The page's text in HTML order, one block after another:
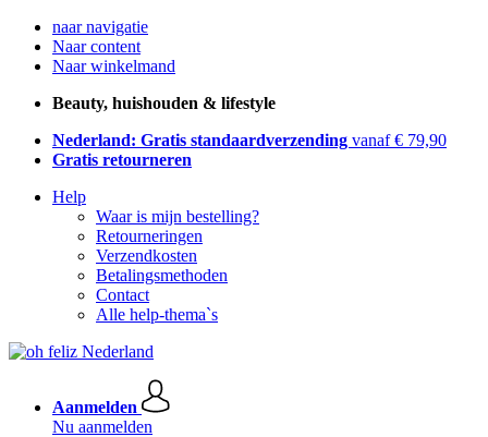
naar navigatie
Naar content
Naar winkelmand
Beauty, huishouden & lifestyle
Nederland: Gratis standaardverzending vanaf € 79,90
Gratis retourneren
Help
Waar is mijn bestelling?
Retourneringen
Verzendkosten
Betalingsmethoden
Contact
Alle help-thema`s
Aanmelden
Nu aanmelden